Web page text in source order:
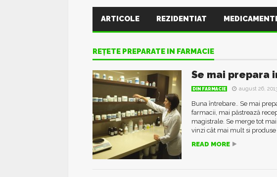
ARTICOLE REZIDENTIAT
REȚETE PREPARATE IN FARMACIE
Se mai prepara
DIN FARMACIE august 26,
Buna întrebare.. Se mai
farmacii, mai păstrează
magistrale. Se merge tot
vinzi cât mai mult si
READ MORE